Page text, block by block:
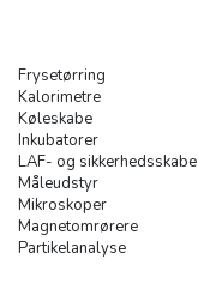
Frysetørring
Kalorimetre
Køleskabe
Inkubatorer
LAF- og sikkerhedsskabe
Måleudstyr
Mikroskoper
Magnetomrørere
Partikelanalyse